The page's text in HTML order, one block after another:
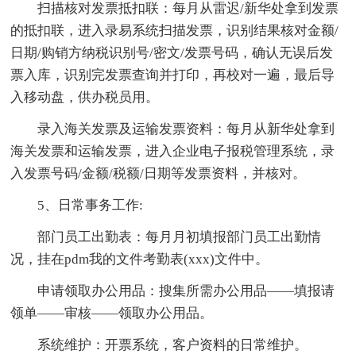
扫描核对发票抵扣联：每月从雷迟/新华处拿到发票
的抵扣联，进入录易系统扫描发票，识别结果核对金额/
日期/购销方纳税识别号/密文/发票号码，确认无误后发
票入库，识别完发票查询并打印，再校对一遍，最后导
入移动盘，供办税员用。
录入海关发票及运输发票资料：每月从新华处拿到
海关发票和运输发票，进入企业电子报税管理系统，录
入发票号码/金额/税额/日期等发票资料，并核对。
5、日常事务工作:
部门员工出勤表：每月月初填报部门员工出勤情
况，挂在pdm我的文件考勤表(xxx)文件中。
申请领取办公用品：搜集所需办公用品——填报请
领单——审核——领取办公用品。
系统维护：开票系统，客户资料的日常维护。